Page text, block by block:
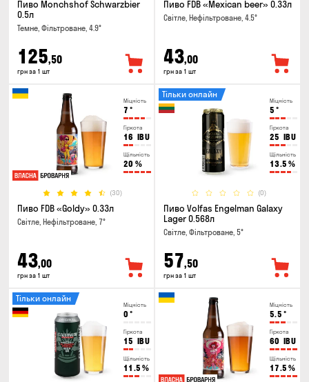
Пиво Monchshof Schwarzbier
0.5л
Темне, Фільтроване, 4.9°
125,50
грн за 1 шт
Пиво FDB «Mexican beer» 0.33л
Світле, Нефільтроване, 4.5°
43,00
грн за 1 шт
Міцність
7 °
Гіркота
16 IBU
Щільність
20 %
(30)
Пиво FDB «Goldy» 0.33л
Світле, Нефільтроване, 7°
43,00
грн за 1 шт
Міцність
5 °
Гіркота
25 IBU
Щільність
13.5 %
(0)
Тільки онлайн
Пиво Volfas Engelman Galaxy
Lager 0.568л
Світле, Фільтроване, 5°
57,50
грн за 1 шт
Міцність
0 °
Гіркота
15 IBU
Щільність
11.5 %
Тільки онлайн
Міцність
5.5 °
Гіркота
60 IBU
Щільність
17.5 %